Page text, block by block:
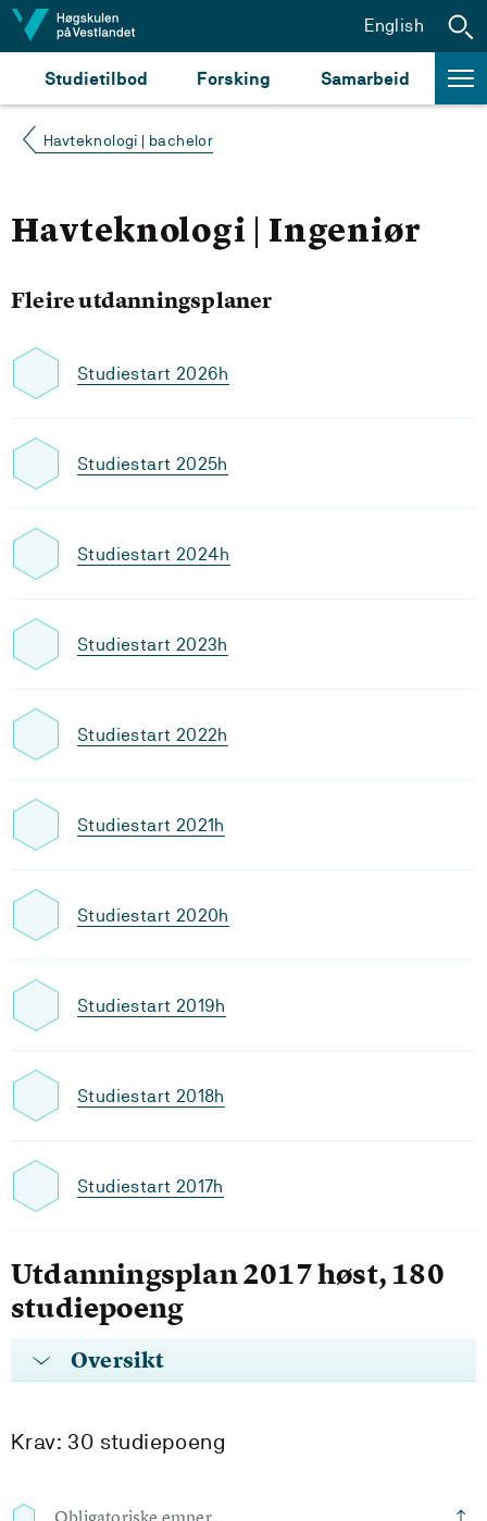
Hopp til innhald
Studietilbod Forsking Samarbeid
English
Havteknologi | bachelor
Havteknologi | Ingeniør
Fleire utdanningsplaner
Studiestart 2026h
Studiestart 2025h
Studiestart 2024h
Studiestart 2023h
Studiestart 2022h
Studiestart 2021h
Studiestart 2020h
Studiestart 2019h
Studiestart 2018h
Studiestart 2017h
Utdanningsplan 2017 høst, 180
studiepoeng
Oversikt
Krav: 30 studiepoeng
Obligatoriske emner